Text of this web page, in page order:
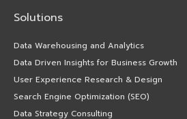
Solutions
Data Warehousing and Analytics
Data Driven Insights for Business Growth
User Experience Research & Design
Search Engine Optimization (SEO)
Data Strategy Consulting